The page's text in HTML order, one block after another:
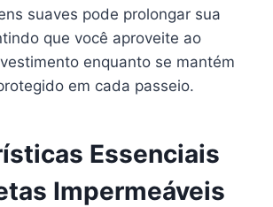
suaves pode prolongar sua
que você aproveite ao
enquanto se mantém
em cada passeio.
Essenciais
Impermeáveis